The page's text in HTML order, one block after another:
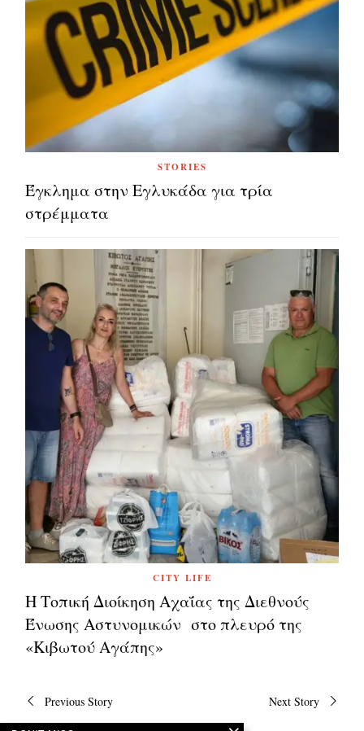
STORIES
Έγκλημα στην Εγλυκάδα για τρία
στρέμματα
CITY LIFE
Η Τοπική Διοίκηση Αχαΐας της Διεθνούς
Ένωσης Αστυνομικών στο πλευρό της
«Κιβωτού Αγάπης»
Πλοήγηση
Previous Story Next Story